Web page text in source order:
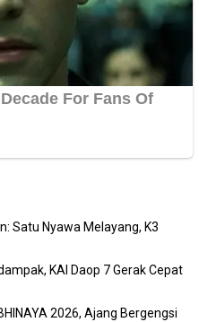
Satu Nyawa Melayang, K3
KAI Daop 7 Gerak Cepat
2026, Ajang Bergengsi